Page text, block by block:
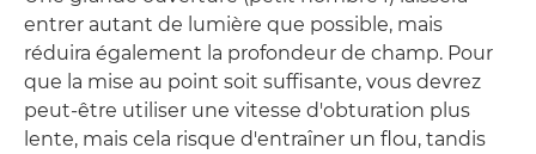
entrer autant de lumière que possible, mais
réduira également la profondeur de champ. Pour
que la mise au point soit suffisante, vous devrez
peut-être utiliser une vitesse d'obturation plus
lente, mais cela risque d'entraîner un flou, tandis